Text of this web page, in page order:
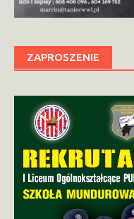
ZAPROSZENIE